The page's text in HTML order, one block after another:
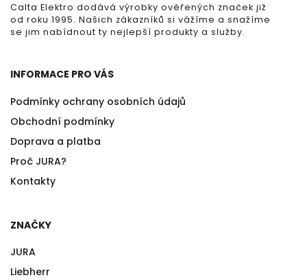
Calta Elektro dodává výrobky ověřených značek již
od roku 1995. Našich zákazníků si vážíme a snažíme
se jim nabídnout ty nejlepší produkty a služby.
INFORMACE PRO VÁS
Podmínky ochrany osobních údajů
Obchodní podmínky
Doprava a platba
Proč JURA?
Kontakty
ZNAČKY
JURA
Liebherr